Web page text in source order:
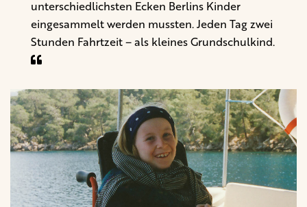
unterschiedlichsten Ecken Berlins Kinder
eingesammelt werden mussten. Jeden Tag zwei
Stunden Fahrtzeit – als kleines Grundschulkind.